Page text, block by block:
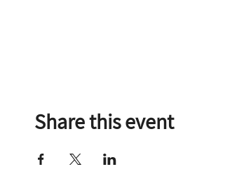
Share this event